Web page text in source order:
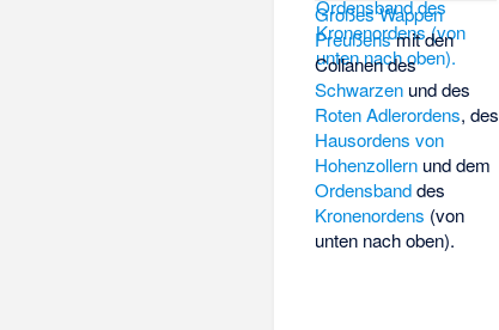
Großes Wappen
Preußensmit den
Collanen des
Schwarzen und des
Roten Adlerordens, des
Hausordens von
Hohenzollern und dem
Ordensbanddes
Kronenordens (von
unten nach oben).